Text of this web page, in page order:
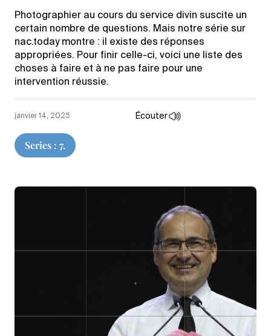
Photographier au cours du service divin suscite un
certain nombre de questions. Mais notre série sur
nac.today montre : il existe des réponses
appropriées. Pour finir celle-ci, voici une liste des
choses à faire et à ne pas faire pour une
intervention réussie.
Series : 7.
janvier 14, 2025 Écouter